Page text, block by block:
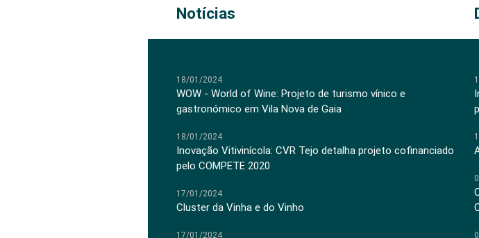
Notícias
18/01/2024
WOW - World of Wine: Projeto de turismo vínico e
gastronómico em Vila Nova de Gaia
18/01/2024
Inovação Vitivinícola: CVR Tejo detalha projeto cofinanciado
pelo COMPETE 2020
17/01/2024
Cluster da Vinha e do Vinho
17/01/2024